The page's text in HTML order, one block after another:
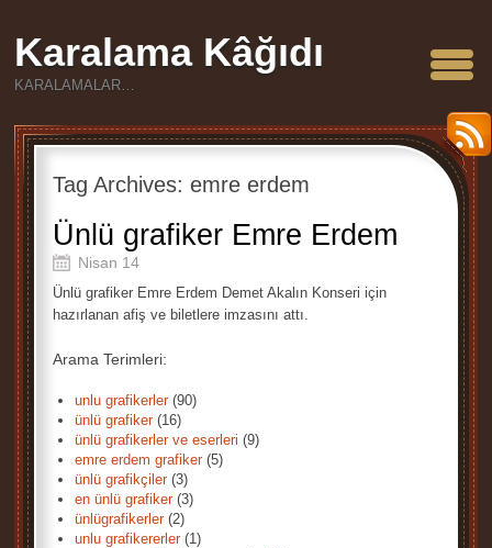
Karalama Kâğıdı
KARALAMALAR…
Tag Archives: emre erdem
Ünlü grafiker Emre Erdem
Nisan 14
Ünlü grafiker Emre Erdem Demet Akalın Konseri için
hazırlanan afiş ve biletlere imzasını attı.
Arama Terimleri:
unlu grafikerler(90)
ünlü grafiker(16)
ünlü grafikerler ve eserleri (9)
emre erdem grafiker(5)
ünlü grafikçiler(3)
en ünlü grafiker(3)
ünlügrafikerler(2)
unlu grafikererler(1)